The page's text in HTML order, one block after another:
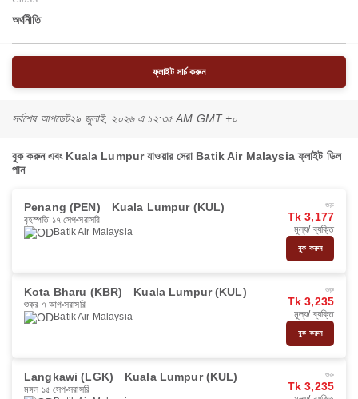
অর্থনীতি
ফ্লাইট সার্চ করুন
সর্বশেষ আপডেট২৯ জুলাই, ২০২৬ এ ১২:৩৫ AM GMT +০
বুক করুন এবং Kuala Lumpur যাওয়ার সেরা Batik Air Malaysia ফ্লাইট ডিল
পান
Penang (PEN) Kuala Lumpur (KUL)
বৃহস্পতি ১৭ সেপ সরাসরি
Batik Air Malaysia
শুরু
Tk 3,177
মূল্য/ ব্যক্তি
বুক করুন
Kota Bharu (KBR) Kuala Lumpur (KUL)
শুক্র ৭ আগ সরাসরি
Batik Air Malaysia
শুরু
Tk 3,235
মূল্য/ ব্যক্তি
বুক করুন
Langkawi (LGK) Kuala Lumpur (KUL)
মঙ্গল ১৫ সেপ সরাসরি
শুরু
Tk 3,235